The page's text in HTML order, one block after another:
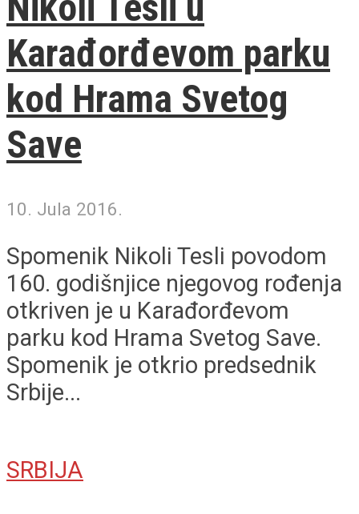
Karađorđevom parku
kod Hrama Svetog
Save
10. Jula 2016.
Spomenik Nikoli Tesli povodom
160. godišnjice njegovog rođenja
otkriven je u Karađorđevom
parku kod Hrama Svetog Save.
Spomenik je otkrio predsednik
Srbije...
SRBIJA